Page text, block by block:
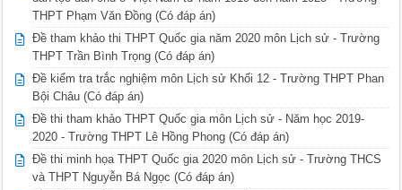
Câu 6 : Sau khi kế hoạch “đánh nhanh, thắng nhanh” thất
kế hoạch
A. đánh chiếm Bắc Kì.
B. đánh chiếm các tỉnh miền Đông Nam Kì.
C. đánh lâu dài.
D. “chinh phục từng gói nhỏ”.
Câu 7 : Chỉ ra ý không đúng điểm giống nhau trong các
hiện ở miền Nam Việt Nam giai đoạn 1954-1975?
A. Đều là những chiến lược chiến tranh thực dân kiểu mới,
Sài Gòn.
B. Có sự giúp đỡ của quân đội các nước đồng minh như Anh,
C. Nhằm chia cắt lâu dài nước Việt Nam, biến miền Nam
THPT Phạm Văn Đồng (Có đáp án)
Đề tham khảo thi THPT Quốc gia năm 2020 môn Lịch sử - Trường
THPT Trần Bình Trọng (Có đáp án)
Đề kiểm tra trắc nghiệm môn Lịch sử Khối 12 - Trường THPT Phan
Bội Châu (Có đáp án)
Đề thi tham khảo THPT Quốc gia môn Lịch sử - Năm học 2019-
2020 - Trường THPT Lê Hồng Phong (Có đáp án)
Đề thi minh họa THPT Quốc gia 2020 môn Lịch sử - Trường THCS
và THPT Nguyễn Bá Ngọc (Có đáp án)